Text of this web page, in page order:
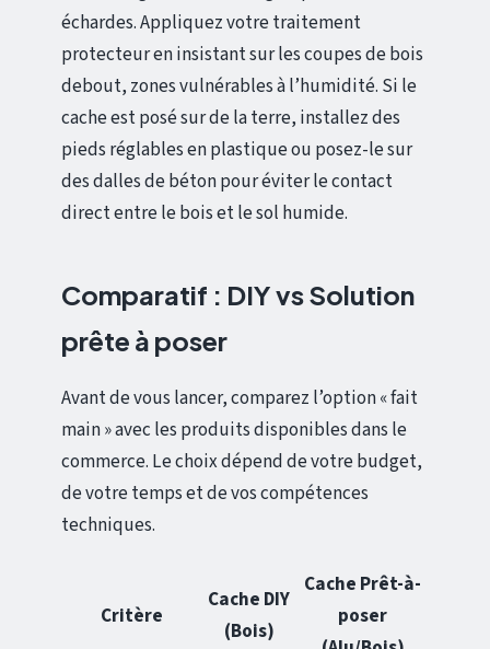
échardes. Appliquez votre traitement
protecteur en insistant sur les coupes de bois
debout, zones vulnérables à l’humidité. Si le
cache est posé sur de la terre, installez des
pieds réglables en plastique ou posez-le sur
des dalles de béton pour éviter le contact
direct entre le bois et le sol humide.
Comparatif : DIY vs Solution
prête à poser
Avant de vous lancer, comparez l’option « fait
main » avec les produits disponibles dans le
commerce. Le choix dépend de votre budget,
de votre temps et de vos compétences
techniques.
Critère
Cache DIY
(Bois)
Cache Prêt-à-
poser